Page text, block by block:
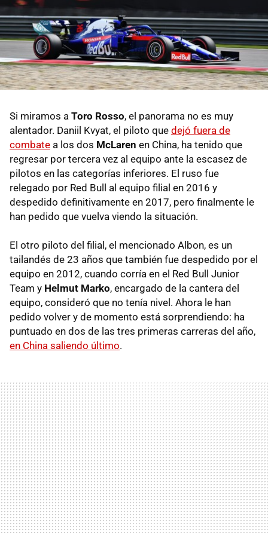
Si miramos a Toro Rosso, el panorama no es muy
alentador. Daniil Kvyat, el piloto que dejó fuera de
combate a los dos McLaren en China, ha tenido que
regresar por tercera vez al equipo ante la escasez de
pilotos en las categorías inferiores. El ruso fue
relegado por Red Bull al equipo filial en 2016 y
despedido definitivamente en 2017, pero finalmente le
han pedido que vuelva viendo la situación.
El otro piloto del filial, el mencionado Albon, es un
tailandés de 23 años que también fue despedido por el
equipo en 2012, cuando corría en el Red Bull Junior
Team y Helmut Marko, encargado de la cantera del
equipo, consideró que no tenía nivel. Ahora le han
pedido volver y de momento está sorprendiendo: ha
puntuado en dos de las tres primeras carreras del año,
en China saliendo último.